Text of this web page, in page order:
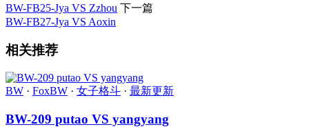
BW-FB25-Jya VS Zzhou 下一篇
BW-FB27-Jya VS Aoxin
相关推荐
BW · FoxBW · 女子格斗 · 最新更新
BW-209 putao VS yangyang